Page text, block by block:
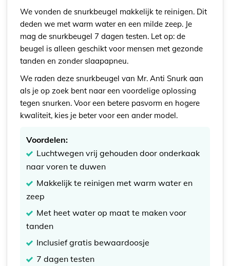
We vonden de snurkbeugel makkelijk te reinigen. Dit
deden we met warm water en een milde zeep. Je
mag de snurkbeugel 7 dagen testen. Let op: de
beugel is alleen geschikt voor mensen met gezonde
tanden en zonder slaapapneu.
We raden deze snurkbeugel van Mr. Anti Snurk aan
als je op zoek bent naar een voordelige oplossing
tegen snurken. Voor een betere pasvorm en hogere
kwaliteit, kies je beter voor een ander model.
Voordelen:
Luchtwegen vrij gehouden door onderkaak
naar voren te duwen
Makkelijk te reinigen met warm water en
zeep
Met heet water op maat te maken voor
tanden
Inclusief gratis bewaardoosje
7 dagen testen